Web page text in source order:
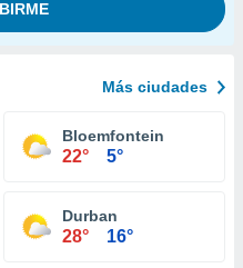
Más ciudades
Bloemfontein
22° 5°
Durban
28° 16°